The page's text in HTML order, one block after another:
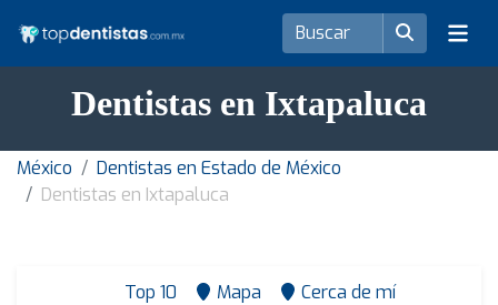
Dentistas en Ixtapaluca
México
Dentistas en Estado de México
Dentistas en Ixtapaluca
Top 10 Mapa Cerca de mí